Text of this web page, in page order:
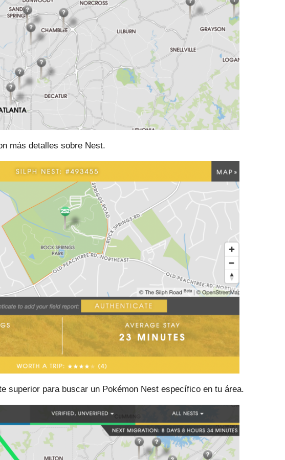
más detalles sobre Nest.
superior para buscar un Pokémon Nest específico en tu área.